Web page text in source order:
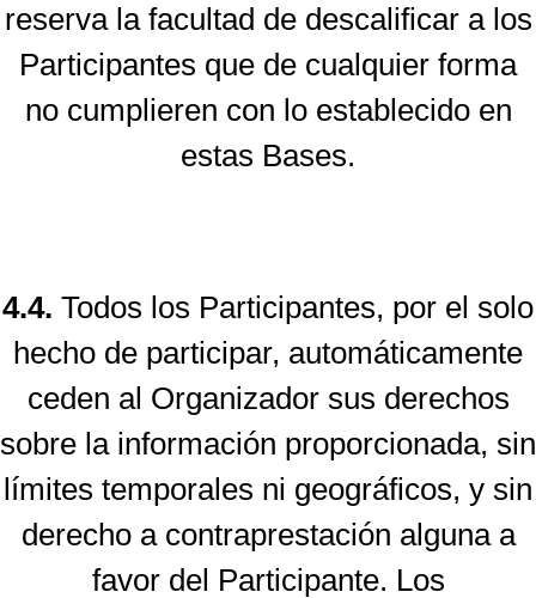
reserva la facultad de descalificar a los
Participantes que de cualquier forma
no cumplieren con lo establecido en
estas Bases.
4.4. Todos los Participantes, por el solo
hecho de participar, automáticamente
ceden al Organizador sus derechos
sobre la información proporcionada, sin
límites temporales ni geográficos, y sin
derecho a contraprestación alguna a
favor del Participante. Los